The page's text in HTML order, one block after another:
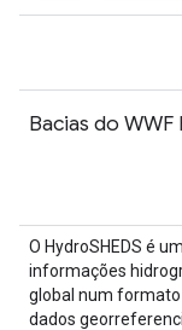
Bacias do WWF
O HydroSHEDS é
informações
global num
dados